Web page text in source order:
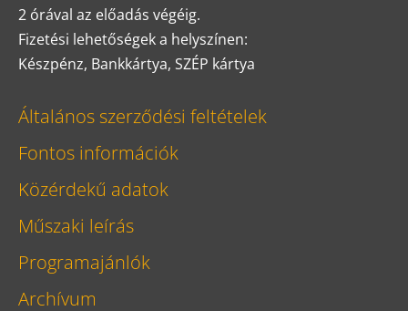
2 órával az előadás végéig.
Fizetési lehetőségek a helyszínen:
Készpénz, Bankkártya, SZÉP kártya
Általános szerződési feltételek
Fontos információk
Közérdekű adatok
Műszaki leírás
Programajánlók
Archívum